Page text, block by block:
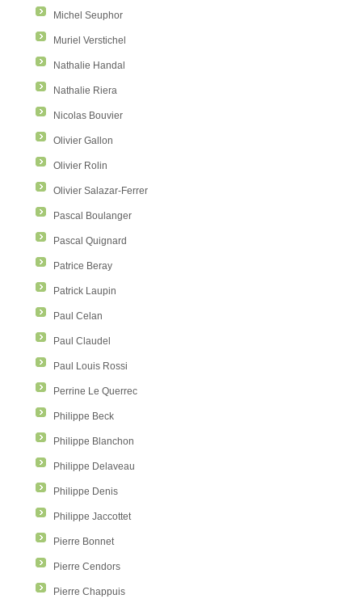
Michel Seuphor
Muriel Verstichel
Nathalie Handal
Nathalie Riera
Nicolas Bouvier
Olivier Gallon
Olivier Rolin
Olivier Salazar-Ferrer
Pascal Boulanger
Pascal Quignard
Patrice Beray
Patrick Laupin
Paul Celan
Paul Claudel
Paul Louis Rossi
Perrine Le Querrec
Philippe Beck
Philippe Blanchon
Philippe Delaveau
Philippe Denis
Philippe Jaccottet
Pierre Bonnet
Pierre Cendors
Pierre Chappuis